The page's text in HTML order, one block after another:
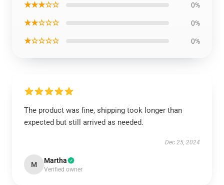
★★★☆☆ 0%
★★☆☆☆ 0%
★☆☆☆☆ 0%
The product was fine, shipping took longer than
expected but still arrived as needed.
Dec 25, 2024
M Martha
Verified owner